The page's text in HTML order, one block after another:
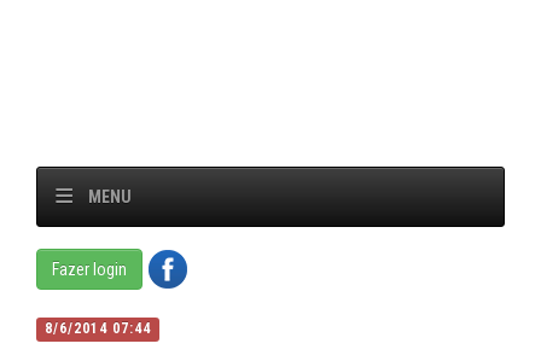
MENU
Fazer login
8/6/2014 07:44